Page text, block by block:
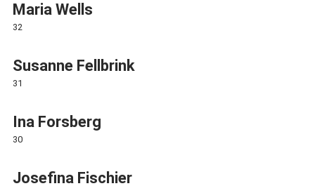
Maria Wells
32
Susanne Fellbrink
31
Ina Forsberg
30
Josefina Fischier